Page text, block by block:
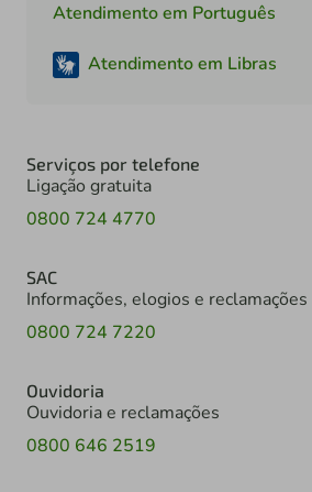
Atendimento em Português
Atendimento em Libras
Serviços por telefone
Ligação gratuita
0800 724 4770
SAC
Informações, elogios e reclamações
0800 724 7220
Ouvidoria
Ouvidoria e reclamações
0800 646 2519